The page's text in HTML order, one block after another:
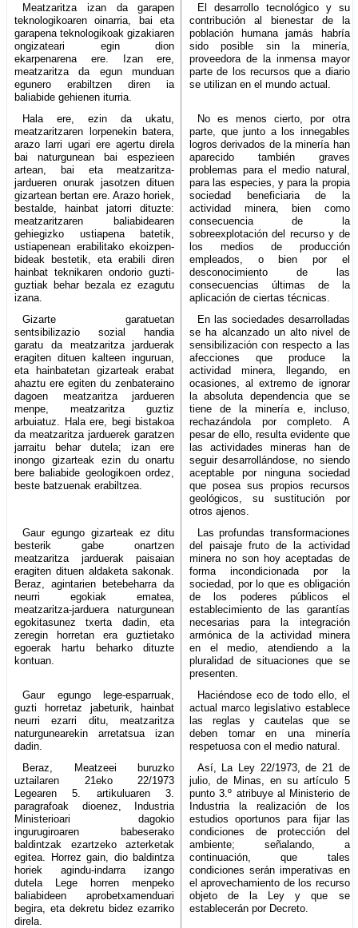
Meatzaritza izan da garapen
teknologikoaren oinarria, bai eta
garapena teknologikoak gizakiaren
ongizateari egin dion
ekarpenarena ere. Izan ere,
meatzaritza da egun munduan
egunero erabiltzen diren ia
baliabide gehienen iturria.
El desarrollo tecnológico y su
contribución al bienestar de la
población humana jamás habría
sido posible sin la minería,
proveedora de la inmensa mayor
parte de los recursos que a diario
se utilizan en el mundo actual.
Hala ere, ezin da ukatu,
meatzaritzaren lorpenekin batera,
arazo larri ugari ere agertu direla
bai naturgunean bai espezieen
artean, bai eta meatzaritza-
jardueren onurak jasotzen dituen
gizartean bertan ere. Arazo horiek,
bestalde, hainbat jatorri dituzte:
meatzaritzaren baliabidearen
gehiegizko ustiapena batetik,
ustiapenean erabilitako ekoizpen-
bideak bestetik, eta erabili diren
hainbat teknikaren ondorio guzti-
guztiak behar bezala ez ezagutu
izana.
No es menos cierto, por otra
parte, que junto a los innegables
logros derivados de la minería han
aparecido también graves
problemas para el medio natural,
para las especies, y para la propia
sociedad beneficiaria de la
actividad minera, bien como
consecuencia de la
sobreexplotación del recurso y de
los medios de producción
empleados, o bien por el
desconocimiento de las
consecuencias últimas de la
aplicación de ciertas técnicas.
Gizarte garatuetan
sentsibilizazio sozial handia
garatu da meatzaritza jarduerak
eragiten dituen kalteen inguruan,
eta hainbatetan gizarteak erabat
ahaztu ere egiten du zenbateraino
dagoen meatzaritza jardueren
menpe, meatzaritza guztiz
arbuiatuz. Hala ere, begi bistakoa
da meatzaritza jarduerek garatzen
jarraitu behar dutela; izan ere
inongo gizarteak ezin du onartu
bere baliabide geologikoen ordez,
beste batzuenak erabiltzea.
En las sociedades desarrolladas
se ha alcanzado un alto nivel de
sensibilización con respecto a las
afecciones que produce la
actividad minera, llegando, en
ocasiones, al extremo de ignorar
la absoluta dependencia que se
tiene de la minería e, incluso,
rechazándola por completo. A
pesar de ello, resulta evidente que
las actividades mineras han de
seguir desarrollándose, no siendo
aceptable por ninguna sociedad
que posea sus propios recursos
geológicos, su sustitución por
otros ajenos.
Gaur egungo gizarteak ez ditu
besterik gabe onartzen
meatzaritza jarduerak paisaian
eragiten dituen aldaketa sakonak.
Beraz, agintarien betebeharra da
neurri egokiak ematea,
meatzaritza-jarduera naturgunean
egokitasunez txerta dadin, eta
zeregin horretan era guztietako
egoerak hartu beharko dituzte
kontuan.
Las profundas transformaciones
del paisaje fruto de la actividad
minera no son hoy aceptadas de
forma incondicionada por la
sociedad, por lo que es obligación
de los poderes públicos el
establecimiento de las garantías
necesarias para la integración
armónica de la actividad minera
en el medio, atendiendo a la
pluralidad de situaciones que se
presenten.
Gaur egungo lege-esparruak,
guzti horretaz jabeturik, hainbat
neurri ezarri ditu, meatzaritza
naturgunearekin arretatsua izan
dadin.
Haciéndose eco de todo ello, el
actual marco legislativo establece
las reglas y cautelas que se
deben tomar en una minería
respetuosa con el medio natural.
Beraz, Meatzeei buruzko
uztailaren 21eko 22/1973
Legearen 5. artikuluaren 3.
paragrafoak dioenez, Industria
Ministerioari dagokio
ingurugiroaren babeserako
baldintzak ezartzeko azterketak
egitea. Horrez gain, dio baldintza
horiek agindu-indarra izango
dutela Lege horren menpeko
baliabideen aprobetxamenduari
begira, eta dekretu bidez ezarriko
direla.
Así, La Ley 22/1973, de 21 de
julio, de Minas, en su artículo 5
punto 3.º atribuye al Ministerio de
Industria la realización de los
estudios oportunos para fijar las
condiciones de protección del
ambiente; señalando, a
continuación, que tales
condiciones serán imperativas en
el aprovechamiento de los recurso
objeto de la Ley y que se
establecerán por Decreto.